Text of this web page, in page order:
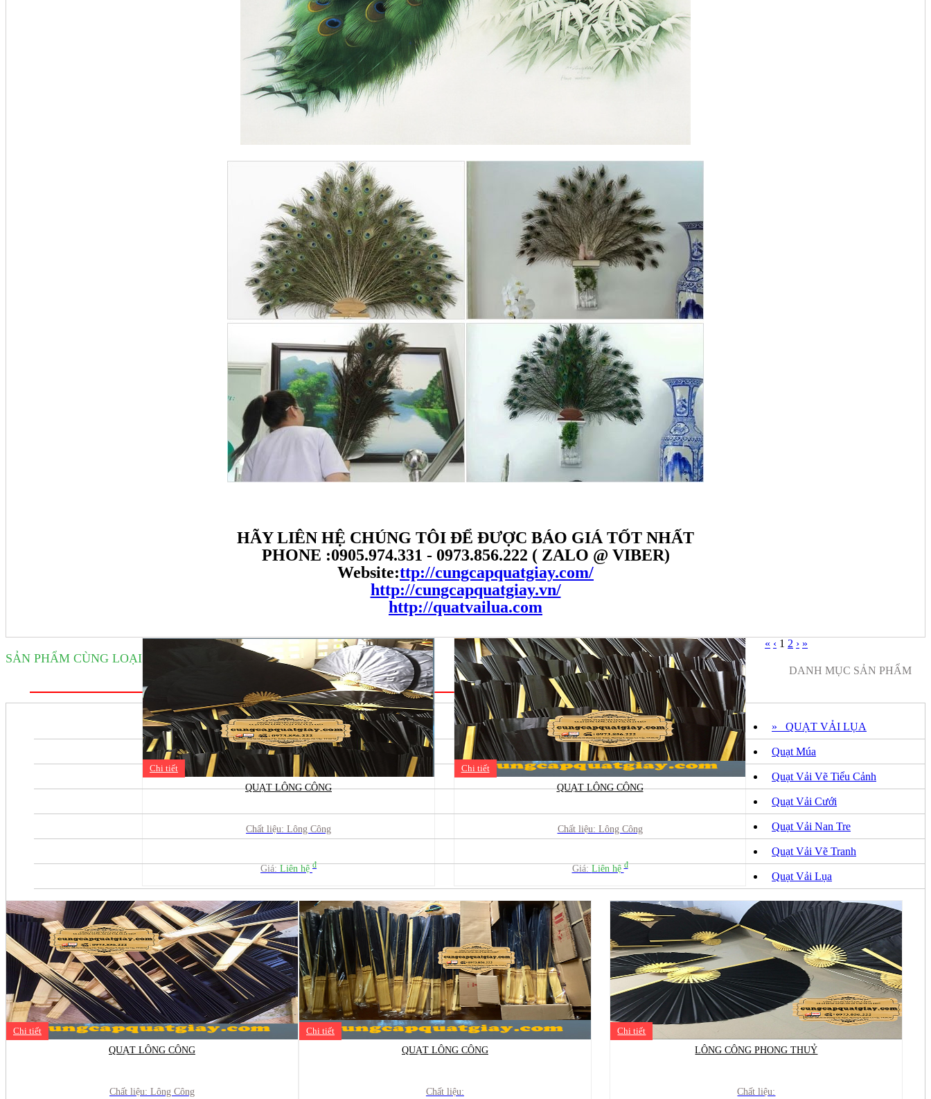
HÃY LIÊN HỆ CHÚNG TÔI ĐỂ ĐƯỢC BÁO GIÁ TỐT NHẤT
PHONE :0905.974.331 - 0973.856.222 ( ZALO @ VIBER)
Website:ttp://cungcapquatgiay.com/
http://cungcapquatgiay.vn/
http://quatvailua.com
SẢN PHẨM CÙNG LOẠI
Chi tiết
QUẠT LÔNG CÔNG
Chất liệu: Lông Công
Giá: Liên hệ đ
Chi tiết
QUẠT LÔNG CÔNG
Chất liệu: Lông Công
Giá: Liên hệđ
Chi tiết
QUẠT LÔNG CÔNG
Chất liệu: Lông Công
Chi tiết
QUẠT LÔNG CÔNG
Chất liệu:
Chi tiết
LÔNG CÔNG PHONG THUỶ
Chất liệu:
« ‹ 1 2 › »
DANH MỤC SẢN PHẨM
» QUẠT VẢI LỤA
Quạt Múa
Quạt Vải Vẽ Tiểu Cảnh
Quạt Vải Cưới
Quạt Vải Nan Tre
Quạt Vải Vẽ Tranh
Quạt Vải Lụa